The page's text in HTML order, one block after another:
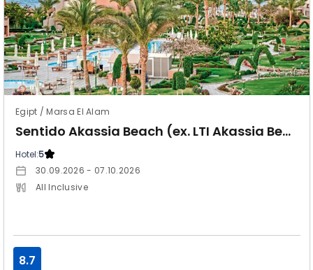
Egipt / Marsa El Alam
Sentido Akassia Beach (ex. LTI Akassia Beach)
Hotel:5
30.09.2026 - 07.10.2026
All Inclusive
8.7